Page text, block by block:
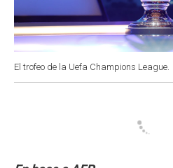
El trofeo de la Uefa Champions League.